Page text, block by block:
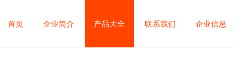
首页 企业简介 产品大全 联系我们 企业信息